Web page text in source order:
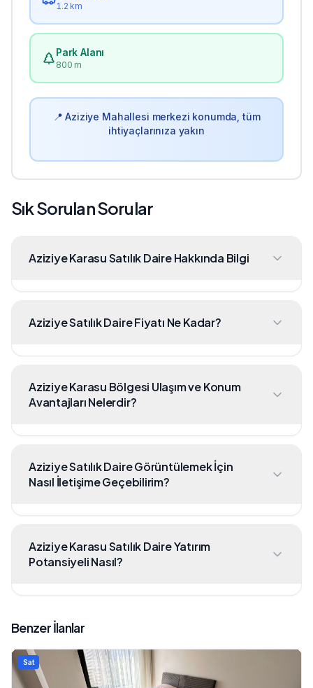
1.2 km
Park Alanı
800 m
📍Aziziye Mahallesi merkezi konumda, tüm
ihtiyaçlarınıza yakın
Sık Sorulan Sorular
Aziziye Karasu Satılık Daire Hakkında Bilgi
Aziziye Satılık Daire Fiyatı Ne Kadar?
Aziziye Karasu Bölgesi Ulaşım ve Konum
Avantajları Nelerdir?
Aziziye Satılık Daire Görüntülemek İçin
Nasıl İletişime Geçebilirim?
Aziziye Karasu Satılık Daire Yatırım
Potansiyeli Nasıl?
Benzer İlanlar
Sat